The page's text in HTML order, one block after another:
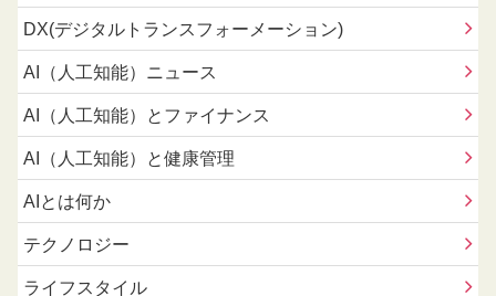
DX(デジタルトランスフォーメーション)
AI（人工知能）ニュース
AI（人工知能）とファイナンス
AI（人工知能）と健康管理
AIとは何か
テクノロジー
ライフスタイル